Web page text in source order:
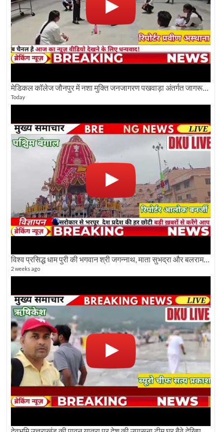
Today
विश्व प्रसिद्ध धाम पुरी की भगवान श्री जगन्नाथ, माता सुभद्रा और बलराम जी की भव्य शोभा यात्रा देखिए
2 weeks ago